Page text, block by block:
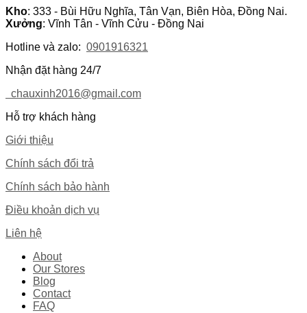
Kho: 333 - Bùi Hữu Nghĩa, Tân Vạn, Biên Hòa, Đồng Nai.
Xưởng: Vĩnh Tân - Vĩnh Cửu - Đồng Nai
Hotline và zalo: 0901916321
Nhận đặt hàng 24/7
chauxinh2016@gmail.com
Hỗ trợ khách hàng
Giới thiệu
Chính sách đổi trả
Chính sách bảo hành
Điều khoản dịch vụ
Liên hệ
About
Our Stores
Blog
Contact
FAQ